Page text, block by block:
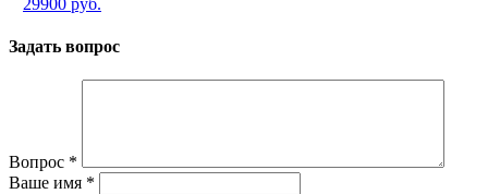
Задать вопрос
Вопрос *
Ваше имя *